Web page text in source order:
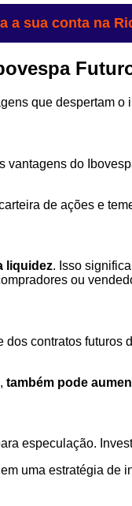
a sua conta na
que despertam
vantagens do
de ações e
liquidez. Isso
ou
contratos futuros
, também pode
especulação.
uma estratégia de